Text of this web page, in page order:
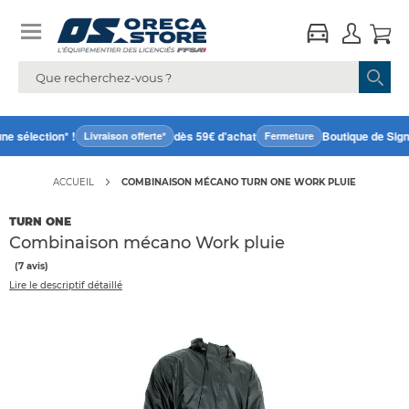
sélection* ! Livraison offerte* dès 59€ d'achat Fermeture Boutique de
ACCUEIL COMBINAISON MÉCANO TURN ONE WORK PLUIE
TURN ONE
Combinaison mécano Work pluie
(7 avis)
Lire le descriptif détaillé